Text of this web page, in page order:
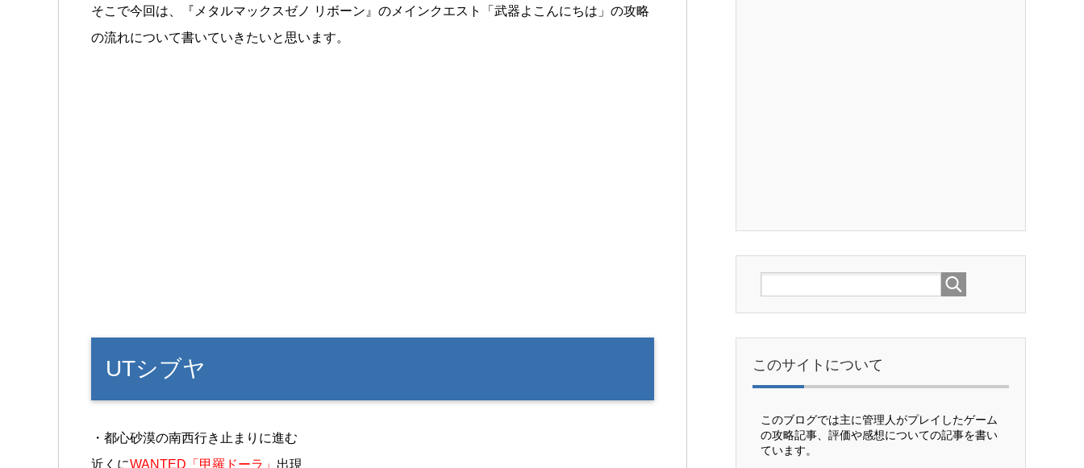
そこで今回は、『メタルマックスゼノ リボーン』のメインクエスト「武器よこんにちは」の攻略
の流れについて書いていきたいと思います。
UTシブヤ
・都心砂漠の南西行き止まりに進む
近くにWANTED「甲羅ドーラ」 出現
このサイトについて
このブログでは主に管理人がプレイしたゲーム
の攻略記事、評価や感想についての記事を書い
ています。